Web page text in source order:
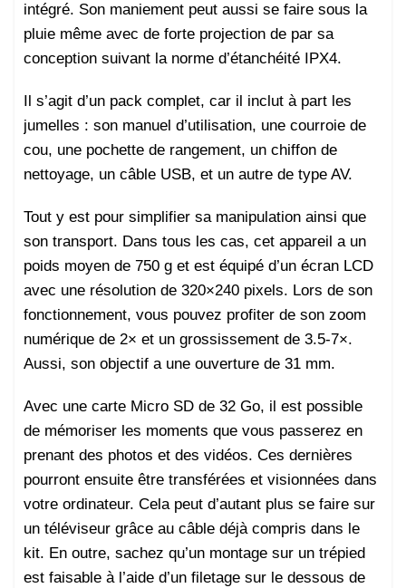
intégré. Son maniement peut aussi se faire sous la
pluie même avec de forte projection de par sa
conception suivant la norme d’étanchéité IPX4.
Il s’agit d’un pack complet, car il inclut à part les
jumelles : son manuel d’utilisation, une courroie de
cou, une pochette de rangement, un chiffon de
nettoyage, un câble USB, et un autre de type AV.
Tout y est pour simplifier sa manipulation ainsi que
son transport. Dans tous les cas, cet appareil a un
poids moyen de 750 g et est équipé d’un écran LCD
avec une résolution de 320×240 pixels. Lors de son
fonctionnement, vous pouvez profiter de son zoom
numérique de 2× et un grossissement de 3.5-7×.
Aussi, son objectif a une ouverture de 31 mm.
Avec une carte Micro SD de 32 Go, il est possible
de mémoriser les moments que vous passerez en
prenant des photos et des vidéos. Ces dernières
pourront ensuite être transférées et visionnées dans
votre ordinateur. Cela peut d’autant plus se faire sur
un téléviseur grâce au câble déjà compris dans le
kit. En outre, sachez qu’un montage sur un trépied
est faisable à l’aide d’un filetage sur le dessous de